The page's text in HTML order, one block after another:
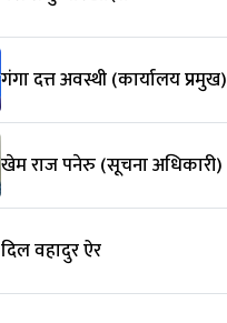
गंगा दत्त अवस्थी (कार्यालय प्रमुख)
खेम राज पनेरु (सूचना अधिकारी)
दिल वहादुर ऐर